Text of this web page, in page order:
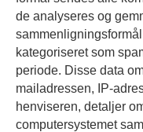
de analyseres og
kategoriseret som
periode. Disse data
mailadressen, IP-
henviseren, detaljer
computersystemet